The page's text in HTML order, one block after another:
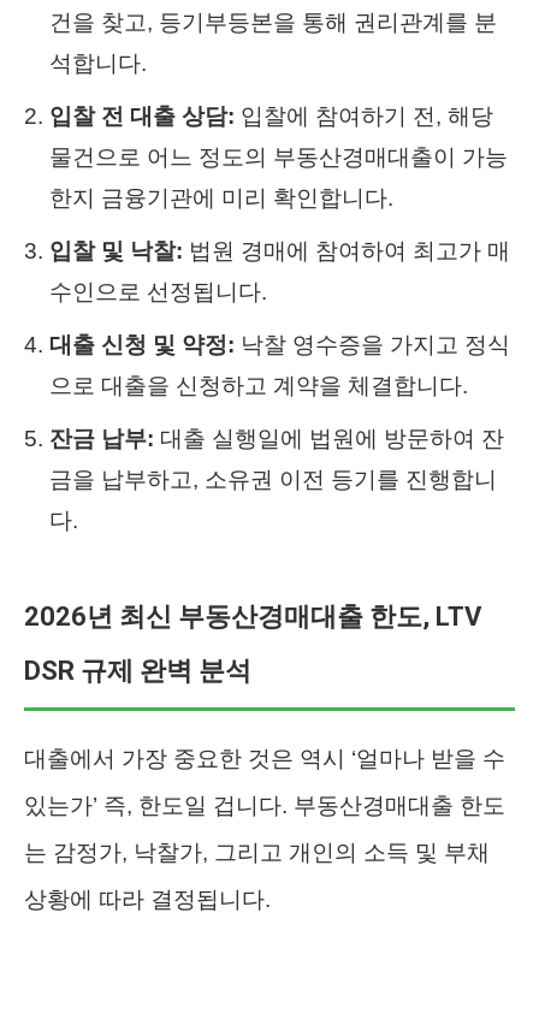
건을 찾고, 등기부등본을 통해 권리관계를 분
석합니다.
입찰 전 대출 상담: 입찰에 참여하기 전, 해당
물건으로 어느 정도의 부동산경매대출이 가능
한지 금융기관에 미리 확인합니다.
입찰 및 낙찰: 법원 경매에 참여하여 최고가 매
수인으로 선정됩니다.
대출 신청 및 약정: 낙찰 영수증을 가지고 정식
으로 대출을 신청하고 계약을 체결합니다.
잔금 납부: 대출 실행일에 법원에 방문하여 잔
금을 납부하고, 소유권 이전 등기를 진행합니
다.
2026년 최신 부동산경매대출 한도, LTV
DSR 규제 완벽 분석
대출에서 가장 중요한 것은 역시 ‘얼마나 받을 수
있는가’ 즉, 한도일 겁니다. 부동산경매대출 한도
는 감정가, 낙찰가, 그리고 개인의 소득 및 부채
상황에 따라 결정됩니다.